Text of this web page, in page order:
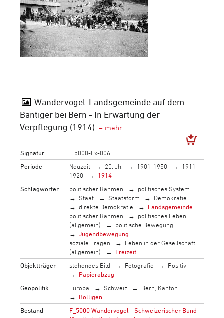
Wandervogel-Landsgemeinde auf dem
Bantiger bei Bern - In Erwartung der
Verpflegung (1914)
Signatur
F 5000-Fx-006
Periode
Neuzeit 20. Jh. 1901-1950
1911-
1920
1914
Schlagwörter
politischer Rahmen
politisches System
Staat
Staatsform
Demokratie
direkte Demokratie
Landsgemeinde
politischer Rahmen
politisches Leben
(allgemein)
politische Bewegung
Jugendbewegung
soziale Fragen
Leben in der Gesellschaft
(allgemein)
Freizeit
Objektträger
stehendes Bild Fotografie
Positiv
Papierabzug
Geopolitik
Europa Schweiz
Bern, Kanton
Bolligen
Bestand
F_5000 Wandervogel - Schweizerischer Bund